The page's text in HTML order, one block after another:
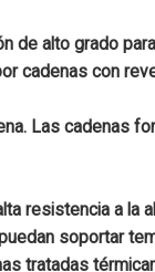
de alto grado
cadenas con
Las cadenas
resistencia a la
soportar
tratadas